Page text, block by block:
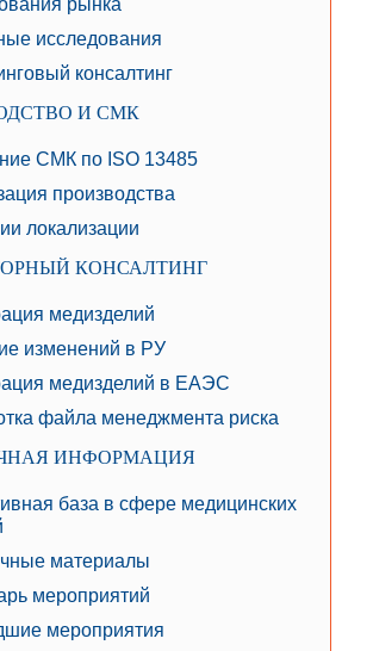
рынка
исследования
консалтинг
И СМК
СМК по ISO 13485
производства
локализации
КОНСАЛТИНГ
медизделий
изменений в РУ
медизделий в ЕАЭС
файла менеджмента риска
ИНФОРМАЦИЯ
база в сфере медицинских
материалы
мероприятий
мероприятия